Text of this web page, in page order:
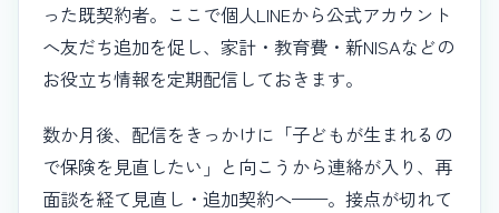
った既契約者。ここで個人LINEから公式アカウント
へ友だち追加を促し、家計・教育費・新NISAなどの
お役立ち情報を定期配信しておきます。
数か月後、配信をきっかけに「子どもが生まれるの
で保険を見直したい」と向こうから連絡が入り、再
面談を経て見直し・追加契約へ——。接点が切れて